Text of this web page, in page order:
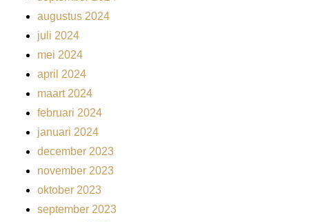
augustus 2024
juli 2024
mei 2024
april 2024
maart 2024
februari 2024
januari 2024
december 2023
november 2023
oktober 2023
september 2023